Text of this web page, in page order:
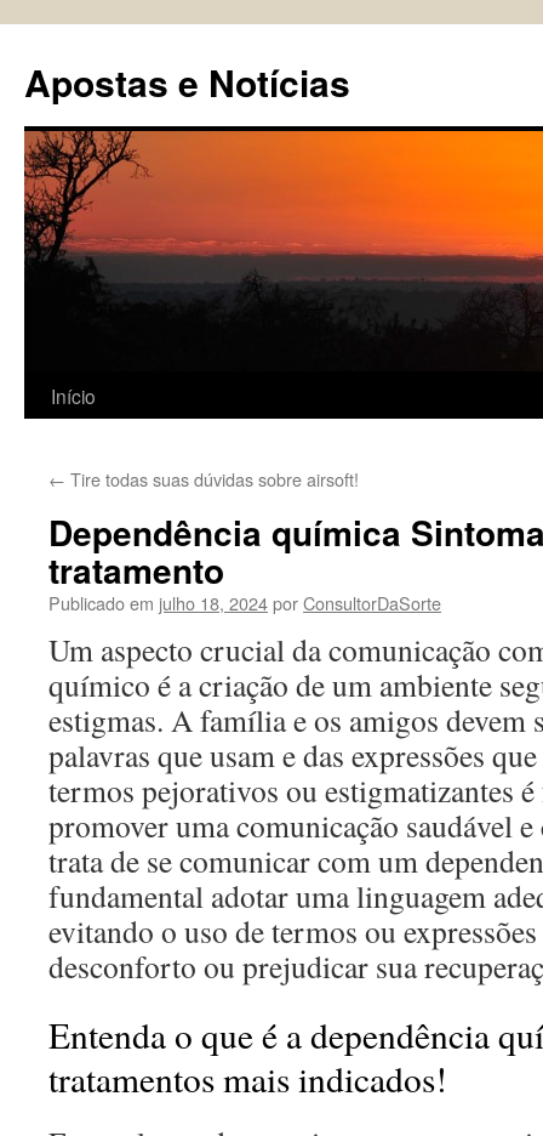
conteúdo
Apostas e Notícias
Início
← Tire todas suas dúvidas sobre airsoft!
Dependência química
tratamento
Publicado em julho 18, 2024porConsultorDaSorte
Um aspecto crucial da comunicação
químico é a criação de um ambiente
estigmas. A família e os amigos devem
palavras que usam e das expressões
termos pejorativos ou estigmatizantes
promover uma comunicação saudável
trata de se comunicar com um
fundamental adotar uma linguagem
evitando o uso de termos ou
desconforto ou prejudicar sua
Entenda o que é a dependência
tratamentos mais indicados!